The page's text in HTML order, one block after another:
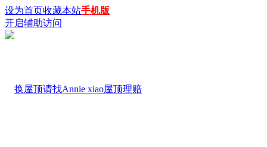
设为首页收藏本站手机版
开启辅助访问